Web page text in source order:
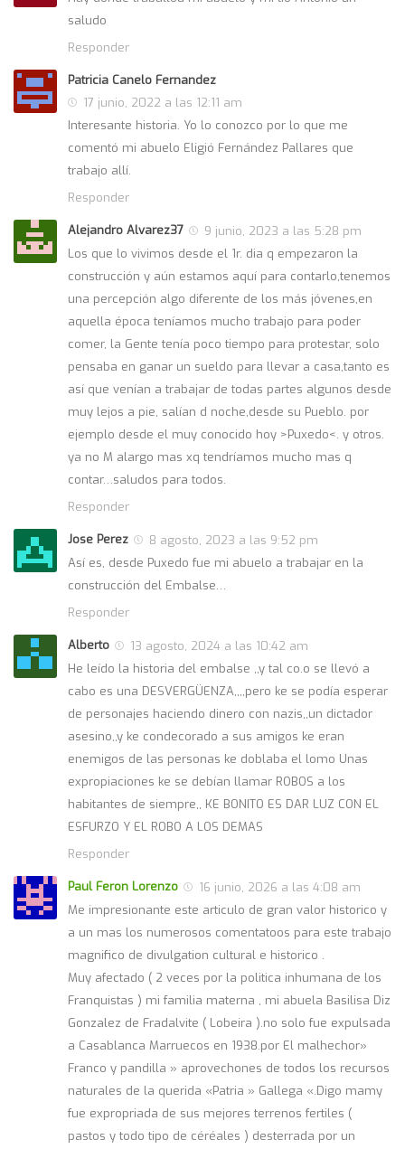
saludo
Responder
Patricia Canelo Fernandez
17 junio, 2022 a las 12:11 am
Interesante historia. Yo lo conozco por lo que me
comentó mi abuelo Eligió Fernández Pallares que
trabajo allí.
Responder
Alejandro Alvarez37
9 junio, 2023 a las 5:28 pm
Los que lo vivimos desde el 1r. dia q empezaron la
construcción y aún estamos aquí para contarlo,tenemos
una percepción algo diferente de los más jóvenes,en
aquella época teníamos mucho trabajo para poder
comer, la Gente tenía poco tiempo para protestar, solo
pensaba en ganar un sueldo para llevar a casa,tanto es
así que venían a trabajar de todas partes algunos desde
muy lejos a pie, salían d noche,desde su Pueblo. por
ejemplo desde el muy conocido hoy >Puxedo<. y otros.
ya no M alargo mas xq tendríamos mucho mas q
contar…saludos para todos.
Responder
Jose Perez
8 agosto, 2023 a las 9:52 pm
Así es, desde Puxedo fue mi abuelo a trabajar en la
construcción del Embalse…
Responder
Alberto
13 agosto, 2024 a las 10:42 am
He leído la historia del embalse ,,y tal co.o se llevó a
cabo es una DESVERGÜENZA,,,,pero ke se podía esperar
de personajes haciendo dinero con nazis,,un dictador
asesino,,y ke condecorado a sus amigos ke eran
enemigos de las personas ke doblaba el lomo Unas
expropiaciones ke se debían llamar ROBOS a los
habitantes de siempre,, KE BONITO ES DAR LUZ CON EL
ESFURZO Y EL ROBO A LOS DEMAS
Responder
Paul Feron Lorenzo
16 junio, 2026 a las 4:08 am
Me impresionante este articulo de gran valor historico y
a un mas los numerosos comentatoos para este trabajo
magnifico de divulgation cultural e historico .
Muy afectado ( 2 veces por la politica inhumana de los
Franquistas ) mi familia materna , mi abuela Basilisa Diz
Gonzalez de Fradalvite ( Lobeira ).no solo fue expulsada
a Casablanca Marruecos en 1938.por El malhechor»
Franco y pandilla » aprovechones de todos los recursos
naturales de la querida «Patria » Gallega «.Digo mamy
fue expropriada de sus mejores terrenos fertiles (
pastos y todo tipo de céréales ) desterrada por un